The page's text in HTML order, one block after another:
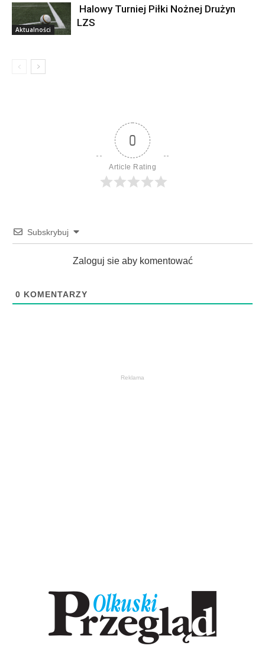
Aktualności
Halowy Turniej Piłki Nożnej Drużyn
LZS
0
Article Rating
Subskrybuj
Zaloguj sie aby komentować
0 KOMENTARZY
Reklama